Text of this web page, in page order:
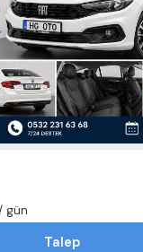
gün
Talep